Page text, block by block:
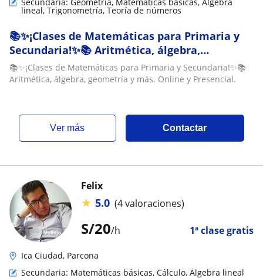
lineal, Trigonometría, Teoría de números
📚✨¡Clases de Matemáticas para Primaria y
Secundaria!✨📚 Aritmética, álgebra,
geometría y más. Online y Presencial
📚✨¡Clases de Matemáticas para Primaria y Secundaria!✨📚
Aritmética, álgebra, geometría y más. Online y Presencial.
ver más Contactar
S/20/h 1ª clase gratis
Felix
★ 5.0 (4 valoraciones)
Ica Ciudad, Parcona
Secundaria: Matemáticas básicas, Cálculo, Álgebra lineal